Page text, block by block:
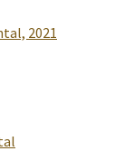
2021